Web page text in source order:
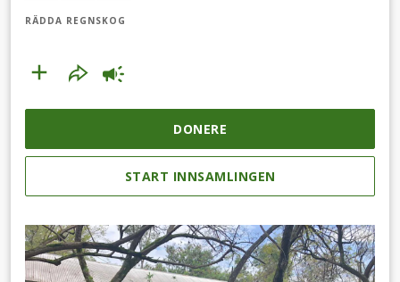
RÄDDA REGNSKOG
DONERE
START INNSAMLINGEN